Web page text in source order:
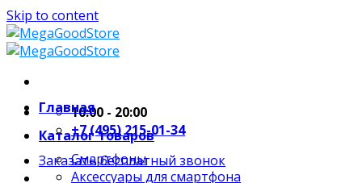
Skip to content
10:00 - 20:00
+7 (495) 215-01-34
Заказать бесплатный звонок
Главная
Каталог товаров
Смартфоны
Аксессуары для смартфона